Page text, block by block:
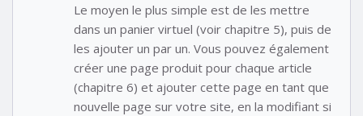
Le moyen le plus simple est de les mettre
dans un panier virtuel (voir chapitre 5), puis de
les ajouter un par un. Vous pouvez également
créer une page produit pour chaque article
(chapitre 6) et ajouter cette page en tant que
nouvelle page sur votre site, en la modifiant si